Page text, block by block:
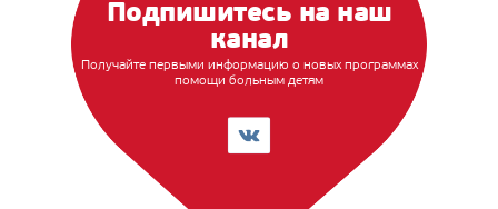
Подпишитесь на наш
канал
Получайте первыми информацию о новых программах
помощи больным детям